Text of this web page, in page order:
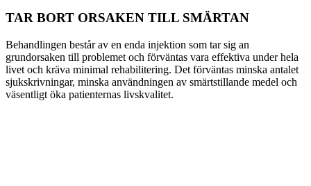
TAR BORT ORSAKEN TILL SMÄRTAN
Behandlingen består av en enda injektion som tar sig an
grundorsaken till problemet och förväntas vara effektiva under hela
livet och kräva minimal rehabilitering. Det förväntas minska antalet
sjukskrivningar, minska användningen av smärtstillande medel och
väsentligt öka patienternas livskvalitet.